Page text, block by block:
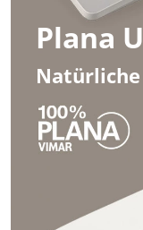
Plana